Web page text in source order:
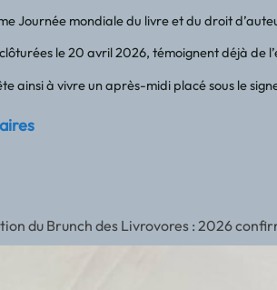
Journée mondiale du livre et du droit
le 20 avril 2026, témoignent déjà
ainsi à vivre un après-midi placé sous le
du Brunch des Livrovores : 2026